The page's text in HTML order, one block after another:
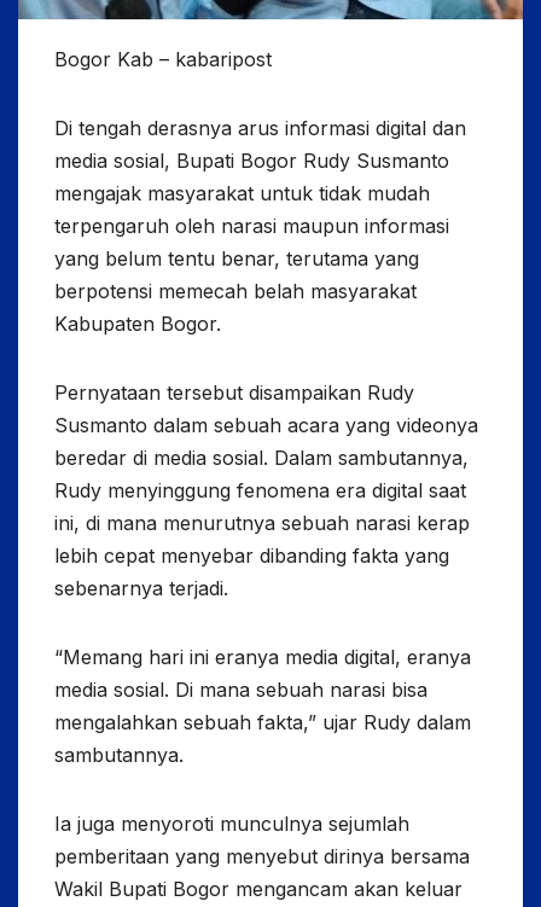
Bogor Kab – kabaripost
Di tengah derasnya arus informasi digital dan
media sosial, Bupati Bogor Rudy Susmanto
mengajak masyarakat untuk tidak mudah
terpengaruh oleh narasi maupun informasi
yang belum tentu benar, terutama yang
berpotensi memecah belah masyarakat
Kabupaten Bogor.
Pernyataan tersebut disampaikan Rudy
Susmanto dalam sebuah acara yang videonya
beredar di media sosial. Dalam sambutannya,
Rudy menyinggung fenomena era digital saat
ini, di mana menurutnya sebuah narasi kerap
lebih cepat menyebar dibanding fakta yang
sebenarnya terjadi.
“Memang hari ini eranya media digital, eranya
media sosial. Di mana sebuah narasi bisa
mengalahkan sebuah fakta,” ujar Rudy dalam
sambutannya.
Ia juga menyoroti munculnya sejumlah
pemberitaan yang menyebut dirinya bersama
Wakil Bupati Bogor mengancam akan keluar